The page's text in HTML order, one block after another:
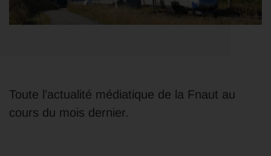
Toute l’actualité médiatique de la Fnaut au
cours du mois dernier.